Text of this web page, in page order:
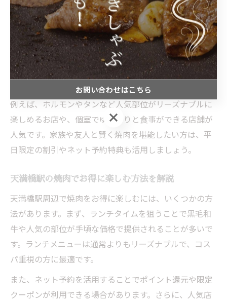
いる店舗が多く、初めて訪れる方にもおすすめです。
コスパの良い店を見極めるポイントとしては、口コミや
ランキングサイトの評価を参考にするのが有効です。ま
た、天満橋駅周辺は徒歩圏内に多くの焼肉店が集中して
おり、食べ放題や飲み放題付きコースが充実している店
舗も少なくありません。
例えば、ホルモンやタンなど人気部位がリーズナブルに
楽しめるお店や、個室でゆっくりと食事ができる店舗が
人気です。家族や友人と賢く焼肉を堪能したい方は、平
日限定の割引やネット予約特典も活用しましょう。
天満橋駅の焼肉でお得に楽しむ方法を解説
天満橋駅周辺で焼肉をお得に楽しむには、いくつかの方
法があります。まず、ランチタイムを狙うことで黒毛和
牛や人気の部位が手頃な価格で提供されることが多いで
す。ランチメニューは通常よりもリーズナブルで、コス
パ重視の方に最適です。
また、ネット予約を活用することでポイント還元や限定
クーポンが利用できる場合があります。さらに、人気店
お問い合わせはこちら
お問い合わせはこちら